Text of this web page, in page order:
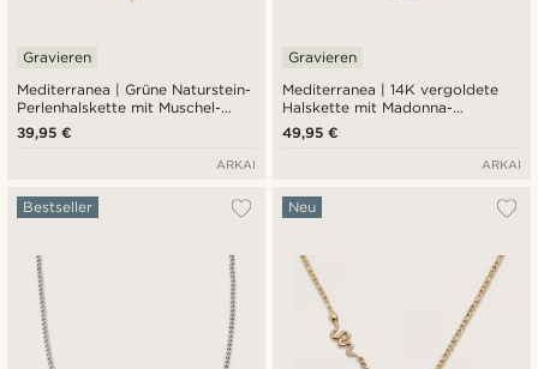
Mediterranea | Grüne Naturstein-
Perlenhalskette mit Muschel-
Charme-Anhänger
Gravieren
39,95 €
ARKAI
Mediterranea | 14K vergoldete
Halskette mit Madonna-
Anhänger
Gravieren
49,95 €
ARKAI
Bestseller Neu